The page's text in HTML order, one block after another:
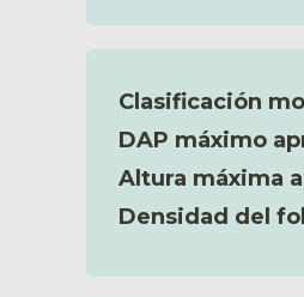
Clasificación
DAP máximo
Altura máxima
Densidad del